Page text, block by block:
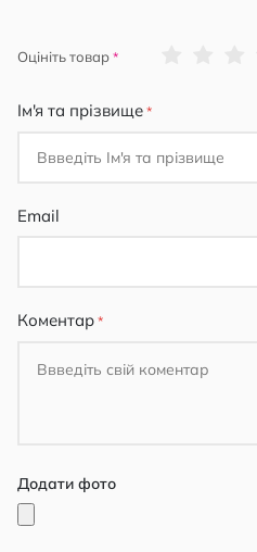
Оцініть товар
Ім'я та прізвище
Email
Коментар
Додати фото